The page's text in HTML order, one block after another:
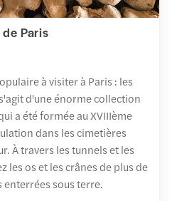
Paris
à visiter à Paris : les
d'une énorme collection
a été formée au XVIIIème
dans les cimetières
À travers les tunnels et les
les os et les crânes de plus de
sous terre.